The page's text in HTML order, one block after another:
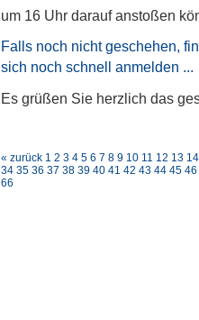
um 16 Uhr darauf anstoßen
Falls noch nicht geschehen,
sich noch schnell anmelden ...
Es grüßen Sie herzlich das
« zurück 1 2 3 4 5 6 7 8 9 10 11 12 13 14
34 35 36 37 38 39 40 41 42 43 44 45 46
66